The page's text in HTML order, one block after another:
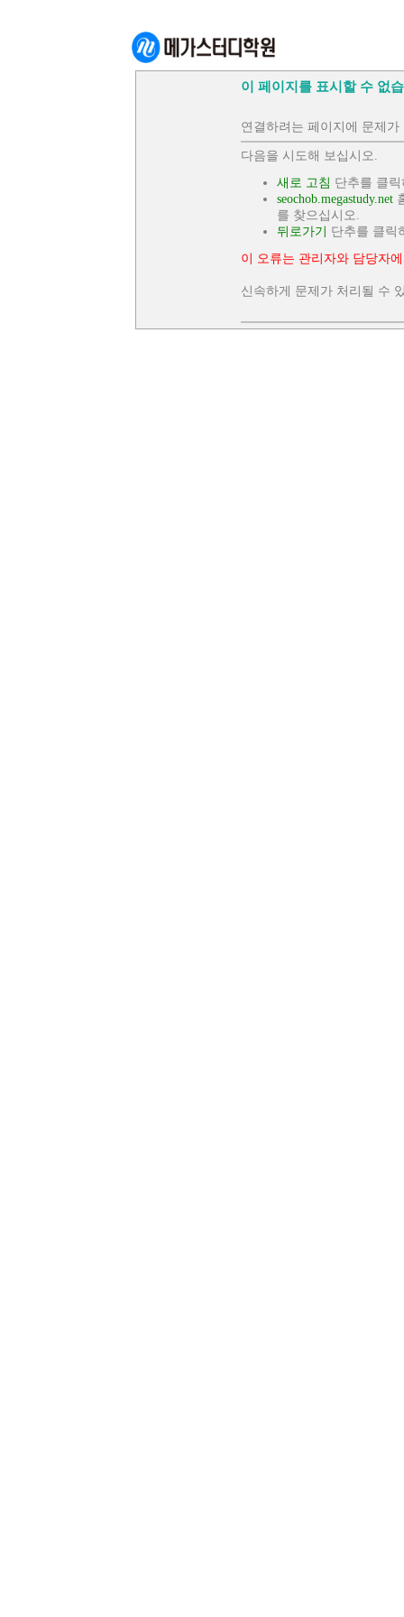
이 페이지를 표시할 수 없
연결하려는 페이지에 문제
다음을 시도해 보십시오.
새로 고침 단추를 클
seochob.megastudy.net
를 찾으십시오.
뒤로가기
단추를 클릭
이 오류는 관리자와 담당자
신속하게 문제가 처리될 수